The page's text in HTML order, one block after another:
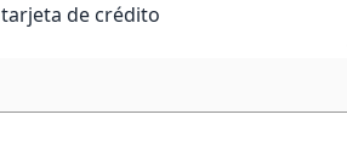
tarjeta de crédito